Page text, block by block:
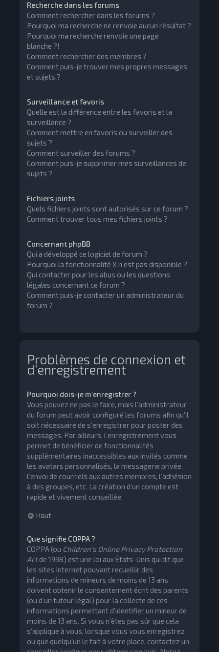
Recherche dans les forums
Comment rechercher dans les forums ?
Pourquoi ma recherche ne renvoie aucun résultat ?
Pourquoi ma recherche renvoie une page
blanche ?!
Comment rechercher des membres ?
Comment puis-je trouver mes propres messages
et sujets ?
Surveillance et favoris
Quelle est la différence entre les favoris et la
surveillance ?
Comment mettre en favoris ou surveiller des
sujets ?
Comment surveiller des forums ?
Comment puis-je supprimer mes surveillances de
sujets ?
Fichiers joints
Quels fichiers joints sont autorisés sur ce forum ?
Comment trouver tous mes fichiers joints ?
Concernant phpBB
Qui a développé ce logiciel de forum ?
Pourquoi la fonctionnalité X n’est pas disponible ?
Qui contacter pour les abus ou les questions
légales concernant ce forum ?
Comment puis-je contacter un administrateur du
forum ?
Problèmes de connexion et
d’enregistrement
Pourquoi dois-je m’enregistrer ?
Vous pouvez ne pas le faire, mais l’administrateur
du forum peut avoir configuré les forums afin qu’il
soit nécessaire de s’enregistrer pour poster des
messages. Par ailleurs, l’enregistrement vous
permet de bénéficier de fonctionnalités
supplémentaires inaccessibles aux invités comme
les avatars personnalisés, la messagerie privée,
l’envoi de courriels aux autres membres, l’adhésion
à des groupes, etc. La création d’un compte est
rapide et vivement conseillée.
Haut
Que signifie COPPA ?
COPPA (ou Children’s Online Privacy Protection
Actde 1998) est une loi aux États-Unis qui dit que
les sites Internet pouvant recueillir des
informations de mineurs de moins de 13 ans
doivent obtenir le consentement écrit des parents
(ou d’un tuteur légal) pour la collecte de ces
informations permettant d’identifier un mineur de
moins de 13 ans. Si vous n’êtes pas sûr que cela
s’applique à vous, lorsque vous vous enregistrez
ou que quelqu’un le fait à votre place, contactez un